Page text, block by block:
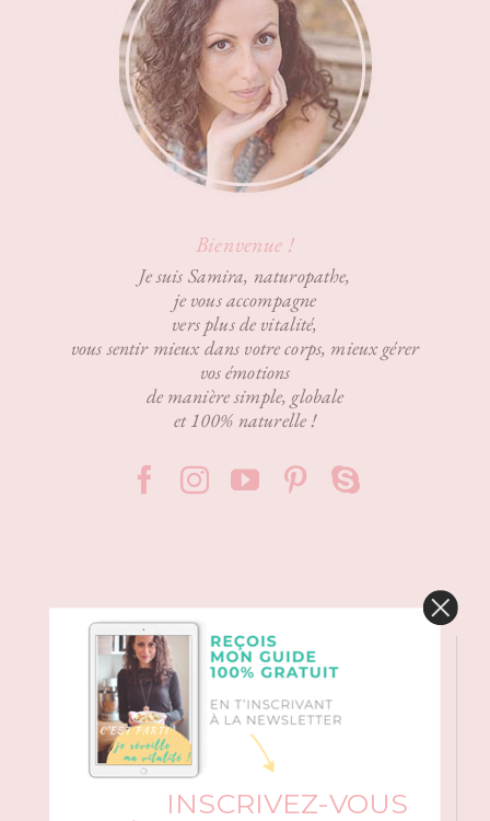
Bienvenue !
Je suis Samira, naturopathe,
je vous accompagne
vers plus de vitalité,
vous sentir mieux dans votre corps, mieux gérer
vos émotions
de manière simple, globale
et 100% naturelle !
Mon livre
INSCRIVEZ-VOUS